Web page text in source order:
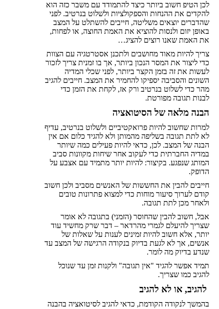
לכן הטיפ חשוב ביותר כיצד להתמודד עם משבר כזה הוא
להקדים את ההנחות והספקולציות ולשלוט בנרטיב. לפני
שהדברים יוצאים משליטה, חייבים להשתלט על המצב
באופן יזום ולנסות להוציא את האמת החוצה, או לפחות,
את האמת שאנו רוצים להציג…
צריך להיות מאוד מחושבים ולתכנן אסטרטגיה עם הצוות
כדי ליצור את המסר הנכון ביותר, אך בו זמנית צריך לזכור
לעשות את זה בזמן הקצר ביותר, לפני שכלי המדיה
השונים והסביבה יספיקו להחמיר את המצב. חייבים להגיב
מהר כדי לשלוט בנרטיב ורק אז, לקחת את הזמן כדי
לבנות תגובה מפורטת.
הבנה מלאה של הסיטואציה
למרות שחשוב להיות פרואקטיביים ולשלוט בנרטיב, עדיף
לא לתת תגובה בשליפה מהמותן ולא להגיד כלום אם אין
הבנה של המצב. לכן, כדאי להיות פעילים כמה שיותר
במדיה החברתית כדי לעקוב אחר שיחות מקוונות סביב
המותג שנפגע. בקיצור: להיות יותר מתמיד עם אצבע על
הדופק.
חייבים להבין את החששות של האנשים מסביב ולכן חשוב
קודם לערוך סיעור מוחות כדי למצוא פתרונות טובים
ולאחר מכן לתת תגובה.
אבל, חשוב להבין שהחוסר (הזמני) בתגובה לא אומר
שצריך להיעלם לגמרי מהרדאר – דבר שרק מחשיד עוד
יותר, אלא חשוב להיות זמינים לענות על שאלות של
אנשים, אך לא לגעת בדיוק בנקודה הרגישה של המצב עד
שנדע בדיוק מה לומר.
תמיד אפשר להגיד "אין תגובה" ולקנות זמן עד שנוכל
להגיב כמו שצריך.
להגיב, או לא להגיב
בהמשך לנקודה הקודמת, כדאי להגיב לסיטואציה בהבנה